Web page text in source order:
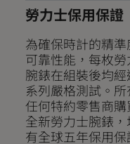
勞力士保用保證
為確保時計的精準
可靠性能，每枚勞
腕錶在組裝後均經
系列嚴格測試。所
任何特約零售商購
全新勞力士腕錶，
有全球五年保用保